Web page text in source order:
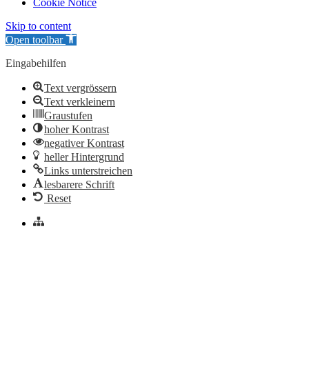
Cookie Notice
Skip to content
Open toolbar
Eingabehilfen
Text vergrössern
Text verkleinern
Graustufen
hoher Kontrast
negativer Kontrast
heller Hintergrund
Links unterstreichen
lesbarere Schrift
Reset